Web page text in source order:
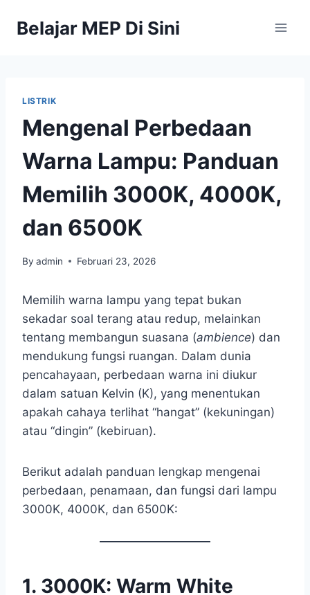
Belajar MEP Di Sini
LISTRIK
Mengenal Perbedaan
Warna Lampu: Panduan
Memilih 3000K, 4000K,
dan 6500K
By admin Februari 23, 2026
Memilih warna lampu yang tepat bukan
sekadar soal terang atau redup, melainkan
tentang membangun suasana (ambience) dan
mendukung fungsi ruangan. Dalam dunia
pencahayaan, perbedaan warna ini diukur
dalam satuan Kelvin (K), yang menentukan
apakah cahaya terlihat “hangat” (kekuningan)
atau “dingin” (kebiruan).
Berikut adalah panduan lengkap mengenai
perbedaan, penamaan, dan fungsi dari lampu
3000K, 4000K, dan 6500K:
1. 3000K: Warm White